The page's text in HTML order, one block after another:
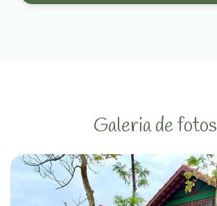
Galeria de fotos